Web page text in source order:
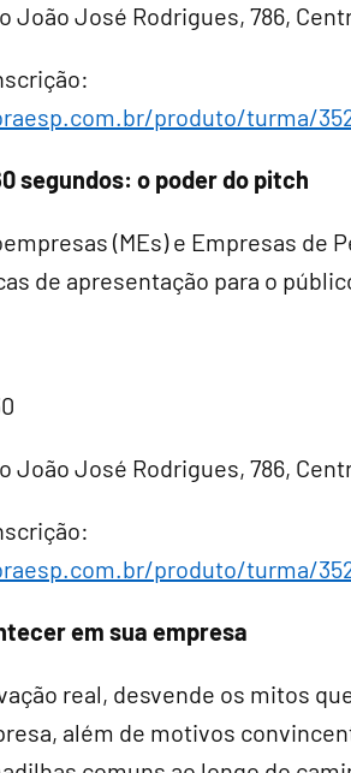
João José Rodrigues, 786,
produto/turma/
segundos: o poder do pitch
(MEs) e Empresas de
de apresentação para o
João José Rodrigues, 786,
produto/turma/
em sua empresa
real, desvende os mitos
além de motivos